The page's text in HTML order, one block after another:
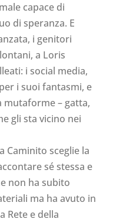
capace di
di speranza. E
i genitori
a Loris
i social media,
i suoi fantasmi, e
mutaforme – gatta,
gli sta vicino nei
Caminito sceglie la
sé stessa e
non ha subito
ma ha avuto in
Rete e della